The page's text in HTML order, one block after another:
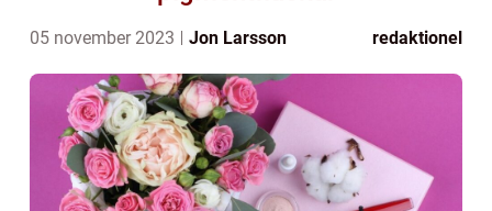
05 november 2023 Jon Larsson redaktionel